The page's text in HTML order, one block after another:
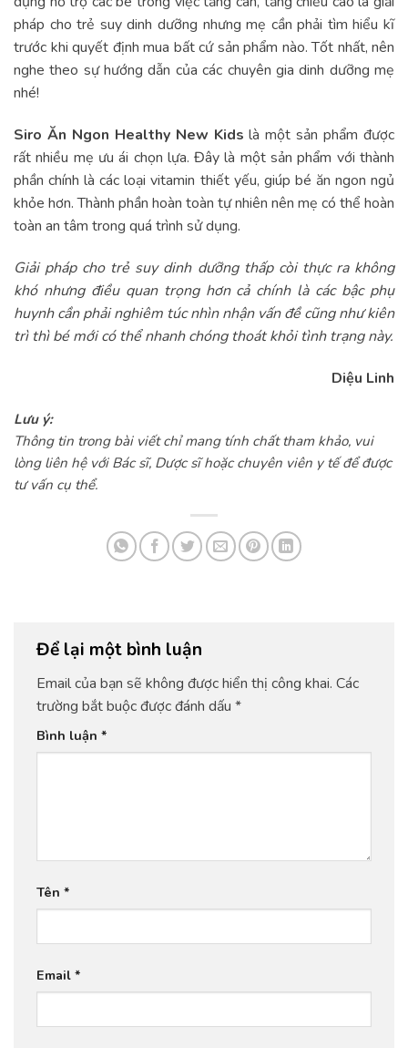
pháp cho trẻ suy dinh dưỡng nhưng mẹ cần phải tìm hiểu kĩ
trước khi quyết định mua bất cứ sản phẩm nào. Tốt nhất, nên
nghe theo sự hướng dẫn của các chuyên gia dinh dưỡng mẹ
nhé!
Siro Ăn Ngon Healthy New Kids là một sản phẩm được
rất nhiều mẹ ưu ái chọn lựa. Đây là một sản phẩm với thành
phần chính là các loại vitamin thiết yếu, giúp bé ăn ngon ngủ
khỏe hơn. Thành phần hoàn toàn tự nhiên nên mẹ có thể hoàn
toàn an tâm trong quá trình sử dụng.
Giải pháp cho trẻ suy dinh dưỡng thấp còi thực ra không
khó nhưng điều quan trọng hơn cả chính là các bậc phụ
huynh cần phải nghiêm túc nhìn nhận vấn đề cũng như kiên
trì thì bé mới có thể nhanh chóng thoát khỏi tình trạng này.
Diệu Linh
Lưu ý:
Thông tin trong bài viết chỉ mang tính chất tham khảo, vui
lòng liên hệ với Bác sĩ, Dược sĩ hoặc chuyên viên y tế để được
tư vấn cụ thể.
Để lại một bình luận
Email của bạn sẽ không được hiển thị công khai. Các
trường bắt buộc được đánh dấu *
Bình luận *
Tên *
Email *